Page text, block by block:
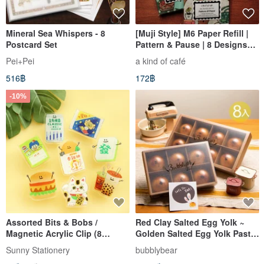
Mineral Sea Whispers - 8
Postcard Set
Pei+Pei
516฿
[Muji Style] M6 Paper Refill |
Pattern & Pause | 8 Designs
Total
a kind of café
172฿
-10%
Assorted Bits & Bobs /
Magnetic Acrylic Clip (8
Designs) SK-85 Document
Clip, Sealing Clip, Memo Clip
Sunny Stationery
Red Clay Salted Egg Yolk ~
Golden Salted Egg Yolk Pastry
(8 pcs)
bubblybear